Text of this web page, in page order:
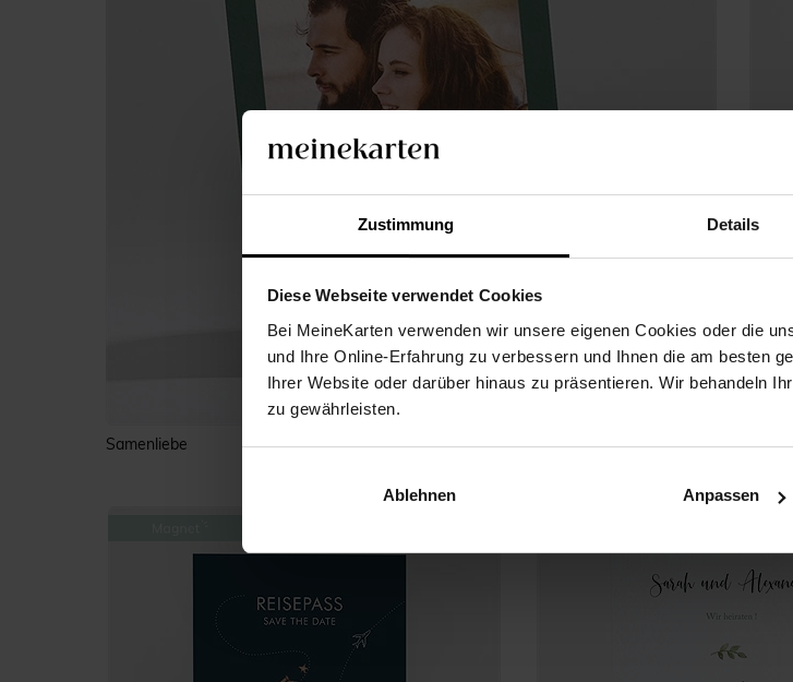
Zustimmung Details
Diese Webseite verwendet Cookies
Bei MeineKarten verwenden wir unsere eigenen Cookies oder die
und Ihre Online-Erfahrung zu verbessern und Ihnen die am besten
Ihrer Website oder darüber hinaus zu präsentieren. Wir behandeln
zu gewährleisten.
Ablehnen Anpassen
Samenliebe